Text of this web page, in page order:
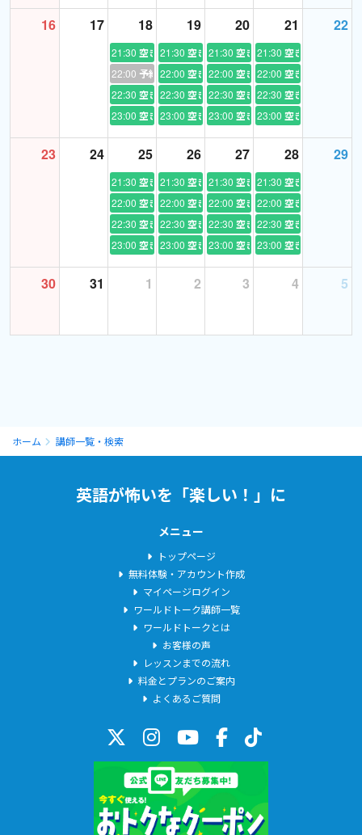
16 17 18
21:30 空き
22:00 予約あり
22:30 空き
23:00 空き
19
21:30 空き
22:00 空き
22:30 空き
23:00 空き
20
21:30 空き
22:00 空き
22:30 空き
23:00 空き
21
21:30 空き
22:00 空き
22:30 空き
23:00 空き
22
23 24 25
21:30 空き
22:00 空き
22:30 空き
23:00 空き
26
21:30 空き
22:00 空き
22:30 空き
23:00 空き
27
21:30 空き
22:00 空き
22:30 空き
23:00 空き
28
21:30 空き
22:00 空き
22:30 空き
23:00 空き
29
30 31 1 2 3 4 5
ホーム 講師一覧・検索
英語が怖いを「楽しい！」に
メニュー
トップページ
無料体験・アカウント作成
マイページログイン
ワールドトーク講師一覧
ワールドトークとは
お客様の声
レッスンまでの流れ
料金とプランのご案内
よくあるご質問